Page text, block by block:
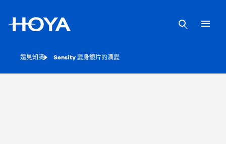
遠見知識 Sensity 變身鏡片的演變